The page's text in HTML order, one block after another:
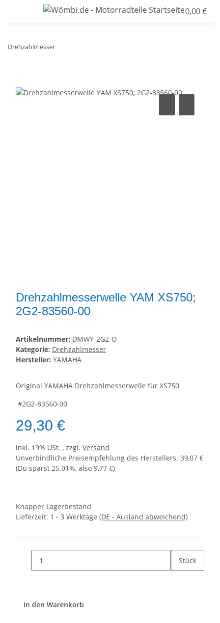
0,00 €
Drehzahlmesser
Drehzahlmesserwelle YAM XS750;
2G2-83560-00
Artikelnummer: DMWY-2G2-O
Kategorie: Drehzahlmesser
Hersteller: YAMAHA
Original YAMAHA Drehzahlmesserwelle für XS750
#2G2-83560-00
29,30 €
inkl. 19% USt. , zzgl. Versand
Unverbindliche Preisempfehlung des Herstellers: 39,07 €
(Du sparst 25.01%, also 9,77 €)
Knapper Lagerbestand
Lieferzeit: 1 - 3 Werktage (DE - Ausland abweichend)
Stück
In den Warenkorb